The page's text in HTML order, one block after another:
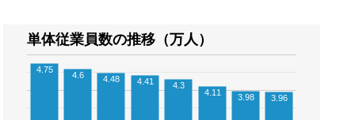
単体従業員数の推移（万人）
4.75
4.6 4.48 4.41 4.3
4.11 3.98 3.96